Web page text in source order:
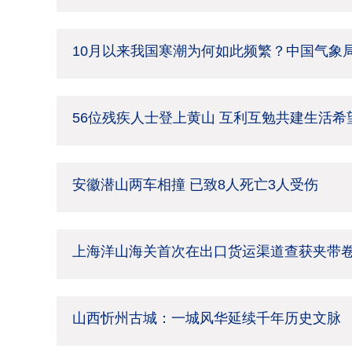
10月以来我国寒潮为何如此频繁？中国气象
56位残疾人士登上黄山 互利互勉共建生活希
安徽潜山两车相撞 已致8人死亡3人受伤
上海洋山海关首次在出口货运渠道查获夹带
山西忻州古城：一城风华延续千年历史文脉